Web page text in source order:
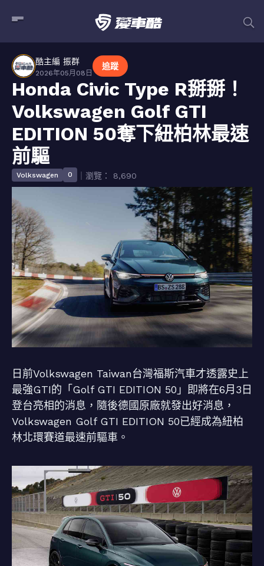
酷主編 振群
2026年05月08日
追蹤
Honda Civic Type R掰掰！
Volkswagen Golf GTI
EDITION 50奪下紐柏林最速
前驅
Volkswagen 0 ｜瀏覽： 8,690
日前Volkswagen Taiwan台灣福斯汽車才透露史上
最強GTI的「Golf GTI EDITION 50」即將在6月3日
登台亮相的消息，隨後德國原廠就發出好消息，
Volkswagen Golf GTI EDITION 50已經成為紐柏
林北環賽道最速前驅車。